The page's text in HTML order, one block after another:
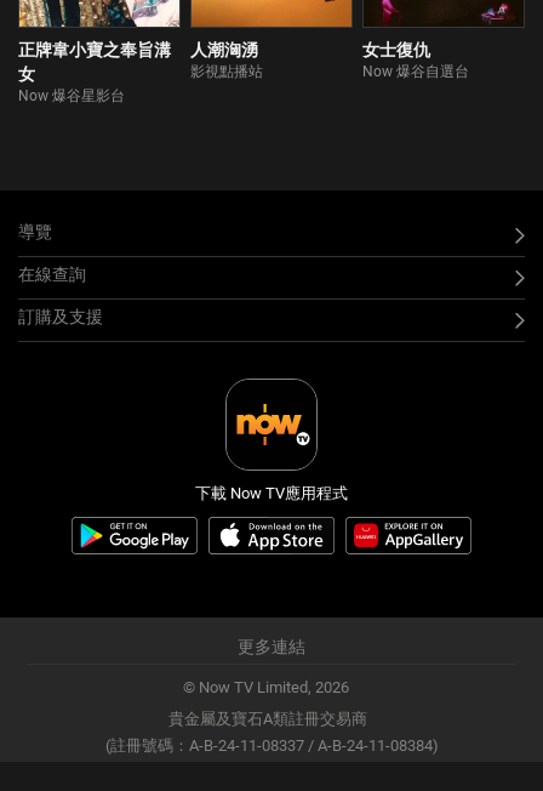
正牌韋小寶之奉旨溝
女
Now 爆谷星影台
人潮洶湧
影視點播站
女士復仇
Now 爆谷自選台
導覽
在線查詢
訂購及支援
下載 Now TV應用程式
更多連結
© Now TV Limited, 2026
貴金屬及寶石A類註冊交易商
(註冊號碼：A-B-24-11-08337 / A-B-24-11-08384)